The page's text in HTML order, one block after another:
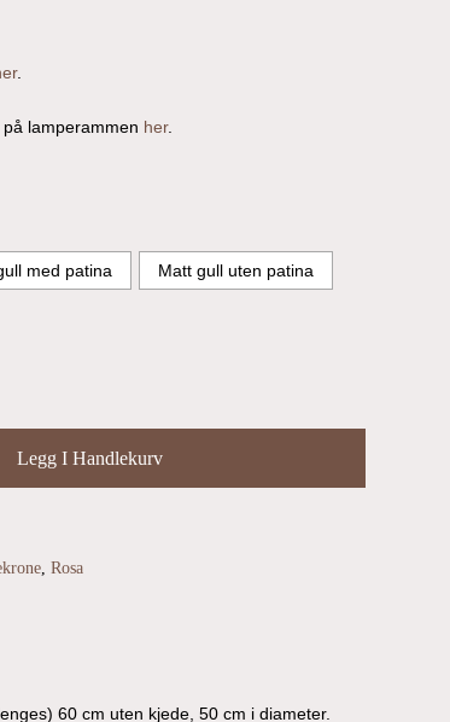
.
lamperammen her.
med patina Matt gull uten patina
Legg I Handlekurv
, Rosa
60 cm uten kjede, 50 cm i diameter.